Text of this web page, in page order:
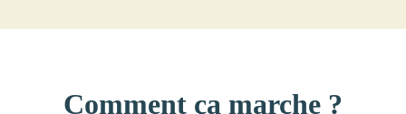
Comment ça marche ?